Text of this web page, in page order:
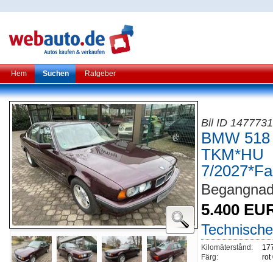
Hem Suchen Ratgeber
Bil ID
BMW
TKM*HU
7/
5.400
Kilomäterstånd:
Färg:
rot